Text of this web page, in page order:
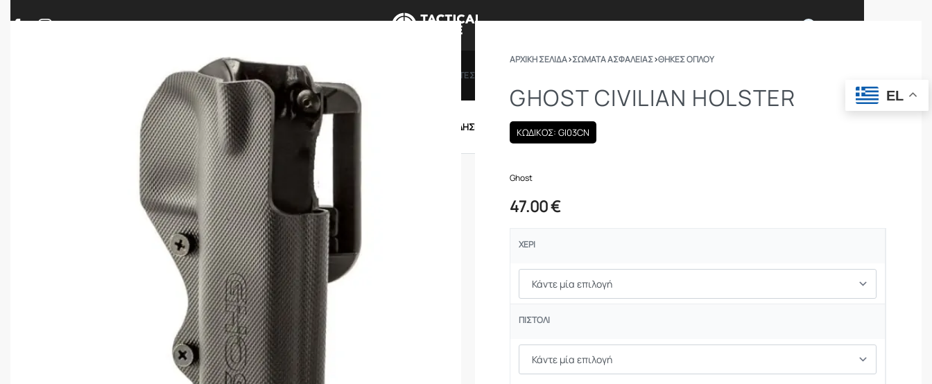
ΠΡΟΪΟΝΤΑ ΝΕΕΣ ΑΦΙΞΕΙΣ ΔΩΡΟΚΑΡΤΕΣ
ΟΠΛΑ – ΚΥΝΗΓΙ – ΣΚΟΠΟΒΟΛΗ ΑΕΡΟΒΟΛΑ – AIRSOFT ΕΝΔΥΣΗ – ΥΠΟΔΗΣΗ ΕΞΟΠΛΙΣΜΟΣ
ΑΡΧΙΚΉ ΣΕΛΊΔΑ›ΣΩΜΑΤΑ ΑΣΦΑΛΕΙΑΣ›ΘΉΚΕΣ ΌΠΛΟΥ
GHOST CIVILIAN HOLSTER
ΚΩΔΙΚΟΣ: GI03CN
Ghost
47.00€
ΧΈΡΙ
ΠΙΣΤΌΛΙ
EL